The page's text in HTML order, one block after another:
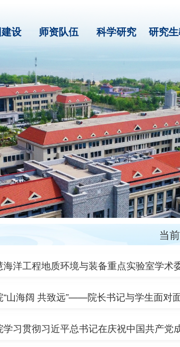
设 师资队伍 科学研究 研究
当
“山海阔 共致远”——院长书记与学生面对